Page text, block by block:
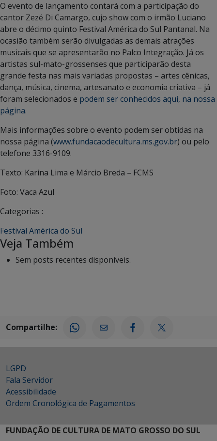
O evento de lançamento contará com a participação do
cantor Zezé Di Camargo, cujo show com o irmão Luciano
abre o décimo quinto Festival América do Sul Pantanal. Na
ocasião também serão divulgadas as demais atrações
musicais que se apresentarão no Palco Integração. Já os
artistas sul-mato-grossenses que participarão desta
grande festa nas mais variadas propostas – artes cênicas,
dança, música, cinema, artesanato e economia criativa – já
foram selecionados e podem ser conhecidos aqui, na nossa
página.
Mais informações sobre o evento podem ser obtidas na
nossa página (www.fundacaodecultura.ms.gov.br) ou pelo
telefone 3316-9109.
Texto: Karina Lima e Márcio Breda – FCMS
Foto: Vaca Azul
Categorias :
Festival América do Sul
Veja Também
Sem posts recentes disponíveis.
Compartilhe:
LGPD
Fala Servidor
Acessibilidade
Ordem Cronológica de Pagamentos
FUNDAÇÃO DE CULTURA DE MATO GROSSO DO SUL